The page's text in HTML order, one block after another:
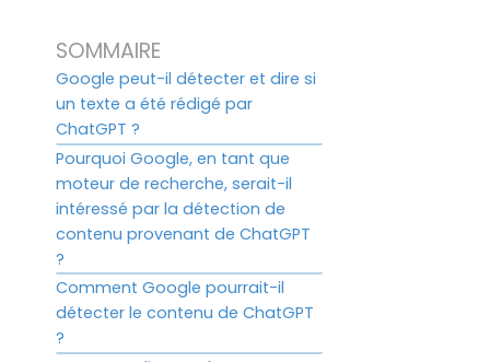
SOMMAIRE
Google peut-il détecter et dire si
un texte a été rédigé par
ChatGPT ?
Pourquoi Google, en tant que
moteur de recherche, serait-il
intéressé par la détection de
contenu provenant de ChatGPT
?
Comment Google pourrait-il
détecter le contenu de ChatGPT
?